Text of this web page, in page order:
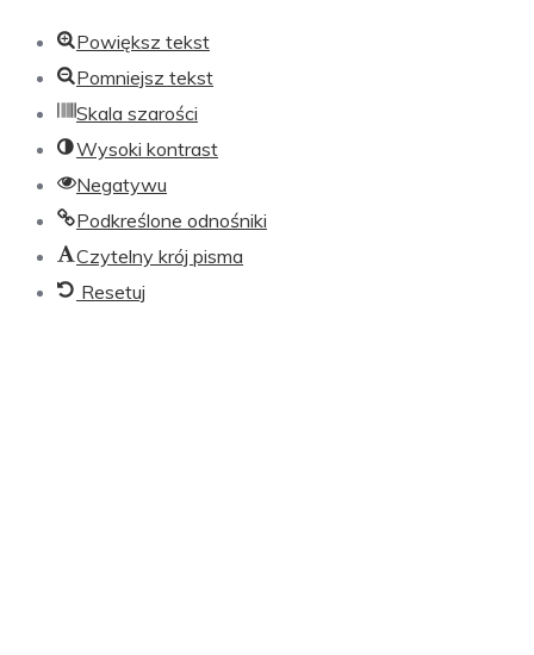
Powiększ tekst
Pomniejsz tekst
Skala szarości
Wysoki kontrast
Negatywu
Podkreślone odnośniki
Czytelny krój pisma
Resetuj